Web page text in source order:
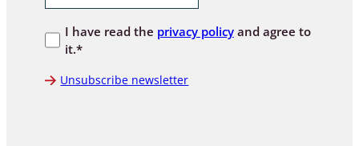
I have read the privacy policyand agree to
it.*
Unsubscribe newsletter